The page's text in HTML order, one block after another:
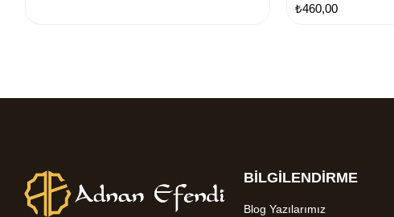
₺460,00
BİLGİLENDİRME
Blog Yazılarımız